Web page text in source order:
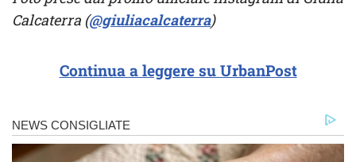
Calcaterra (@giuliacalcaterra)
Continua a leggere su UrbanPost